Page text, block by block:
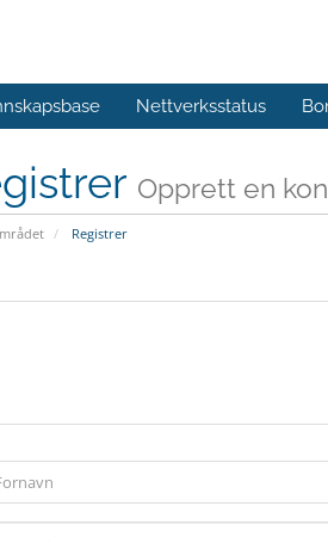
Nettverksstatus
Opprett en
Registrer